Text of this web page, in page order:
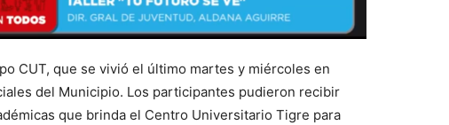
CUT, que se vivió el último martes y miércoles en
del Municipio. Los participantes pudieron recibir
que brinda el Centro Universitario Tigre para